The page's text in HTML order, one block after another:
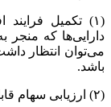
(۱) تکمیل
دارایی‌ها که
می‌توان انتظار
باشد.
(۲) ارزیابی سهام قابل واگذاری توسط کارشناسان رسمی ذی‌صلاح.